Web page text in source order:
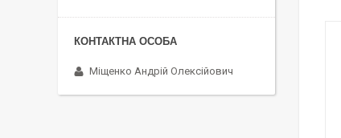
Міщенко Андрій Олексійович